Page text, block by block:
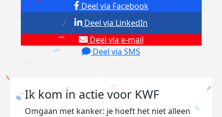
Deel via Facebook
Deel via e-mail
Deel via SMS
Deel via LinkedIn
Ik kom in actie voor KWF
Omgaan met kanker: je hoeft het niet alleen